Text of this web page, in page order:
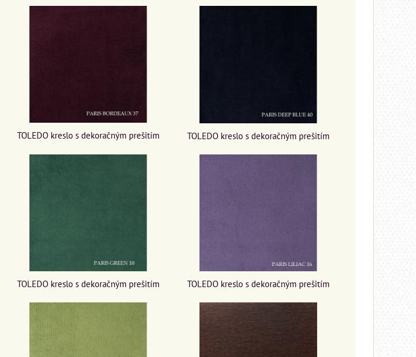
TOLEDO kreslo s dekoračným prešitím
TOLEDO kreslo s dekoračným prešitím
TOLEDO kreslo s dekoračným prešitím TOLEDO kreslo s dekoračným prešitím